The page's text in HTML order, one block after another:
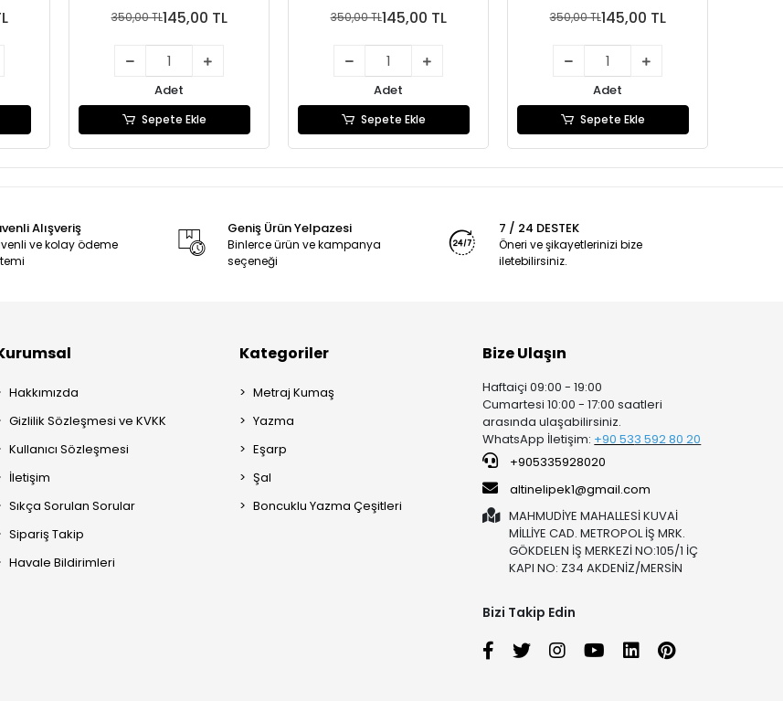
350,00 TL145,00 TL
Adet
Sepete Ekle
350,00 TL145,00 TL
Adet
Sepete Ekle
350,00 TL145,00 TL
Adet
Sepete Ekle
Alışveriş
ve kolay ödeme
Geniş Ürün Yelpazesi
Binlerce ürün ve kampanya
seçeneği
7 / 24 DESTEK
Öneri ve şikayetlerinizi bize
iletebilirsiniz.
Hakkımızda
Gizlilik Sözleşmesi ve KVKK
Kullanıcı Sözleşmesi
İletişim
Sıkça Sorulan Sorular
Sipariş Takip
Havale Bildirimleri
Kategoriler
Metraj Kumaş
Yazma
Eşarp
Şal
Boncuklu Yazma Çeşitleri
Bize Ulaşın
Haftaiçi 09:00 - 19:00
Cumartesi 10:00 - 17:00 saatleri
arasında ulaşabilirsiniz.
WhatsApp İletişim: +90 533 592 80 20
+905335928020
altinelipek1@gmail.com
MAHMUDİYE MAHALLESİ KUVAİ
MİLLİYE CAD. METROPOL İŞ MRK.
GÖKDELEN İŞ MERKEZİ NO:105/1 İÇ
KAPI NO: Z34 AKDENİZ/MERSİN
Bizi Takip Edin